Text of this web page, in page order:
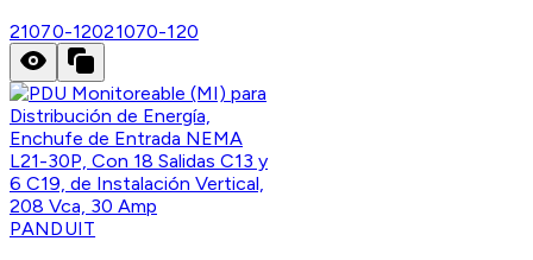
21070-12021070-120
PANDUIT